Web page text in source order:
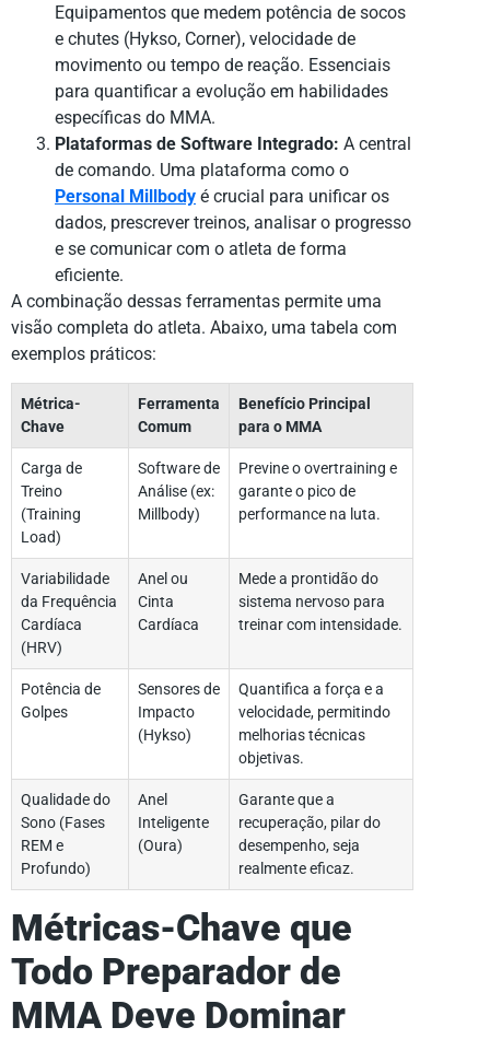
Equipamentos que medem potência de socos
e chutes (Hykso, Corner), velocidade de
movimento ou tempo de reação. Essenciais
para quantificar a evolução em habilidades
específicas do MMA.
Plataformas de Software Integrado: A central
de comando. Uma plataforma como o
Personal Millbody é crucial para unificar os
dados, prescrever treinos, analisar o progresso
e se comunicar com o atleta de forma
eficiente.
A combinação dessas ferramentas permite uma
visão completa do atleta. Abaixo, uma tabela com
exemplos práticos:
Métrica-
Chave
Ferramenta
Comum
Benefício Principal
para o MMA
Carga de
Treino
(Training
Load)
Software de
Análise (ex:
Millbody)
Previne o overtraining e
garante o pico de
performance na luta.
Variabilidade
da Frequência
Cardíaca
(HRV)
Anel ou
Cinta
Cardíaca
Mede a prontidão do
sistema nervoso para
treinar com intensidade.
Potência de
Golpes
Sensores de
Impacto
(Hykso)
Quantifica a força e a
velocidade, permitindo
melhorias técnicas
objetivas.
Qualidade do
Sono (Fases
REM e
Profundo)
Anel
Inteligente
(Oura)
Garante que a
recuperação, pilar do
desempenho, seja
realmente eficaz.
Métricas-Chave que
Todo Preparador de
MMA Deve Dominar